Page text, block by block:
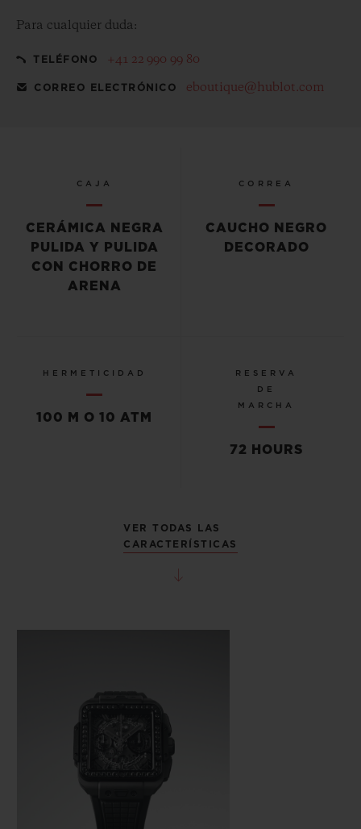
Para cualquier duda:
TELÉFONO +41 22 990 99 80
CORREO ELECTRÓNICO eboutique@hublot.com
CAJA
CERÁMICA NEGRA
PULIDA Y PULIDA
CON CHORRO DE
ARENA
CORREA
CAUCHO NEGRO
DECORADO
HERMETICIDAD
100 M O 10 ATM
RESERVA
DE
MARCHA
72 HOURS
VER TODAS LAS
CARACTERÍSTICAS